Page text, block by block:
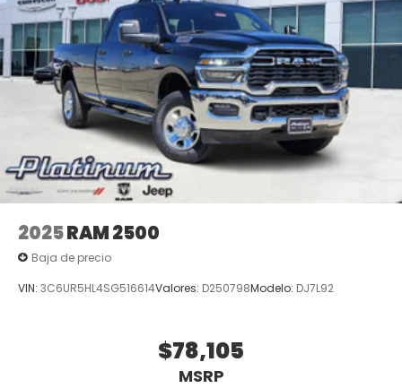
2025RAM 2500
Baja de precio
VIN: 3C6UR5HL4SG516614Valores: D250798Modelo: DJ7L92
$78,105
MSRP